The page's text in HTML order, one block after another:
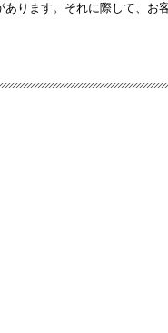
ります。それに際して、お